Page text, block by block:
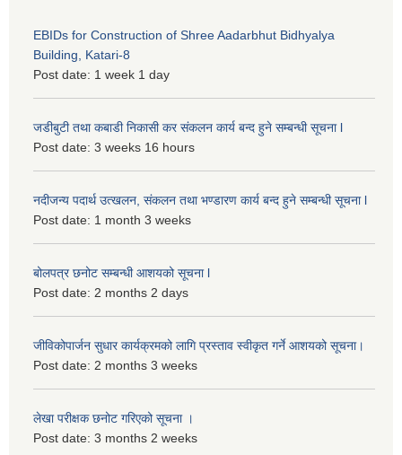
EBIDs for Construction of Shree Aadarbhut Bidhyalya
Building, Katari-8
Post date: 1 week 1 day
जडीबुटी तथा कबाडी निकासी कर संकलन कार्य बन्द हुने सम्बन्धी सूचना l
Post date: 3 weeks 16 hours
नदीजन्य पदार्थ उत्खलन, संकलन तथा भण्डारण कार्य बन्द हुने सम्बन्धी सूचना l
Post date: 1 month 3 weeks
बोलपत्र छनोट सम्बन्धी आशयको सूचना l
Post date: 2 months 2 days
जीविकोपार्जन सुधार कार्यक्रमको लागि प्रस्ताव स्वीकृत गर्ने आशयको सूचना।
Post date: 2 months 3 weeks
लेखा परीक्षक छनोट गरिएको सूचना ।
Post date: 3 months 2 weeks